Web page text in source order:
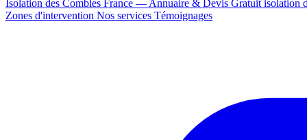
Isolation des Combles France — Annuaire & Devis Gratuit isolation
Zones d'intervention Nos services Témoignages